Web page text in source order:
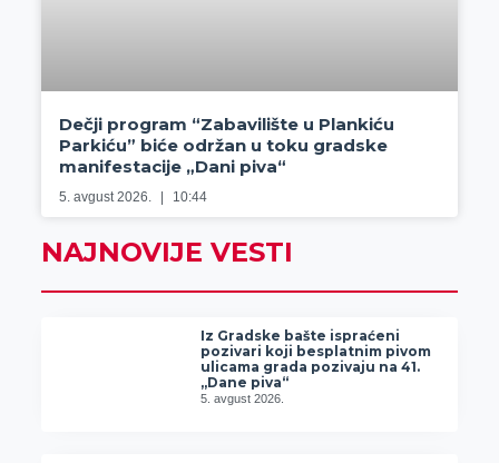
Dečji program “Zabavilište u Plankiću
Parkiću” biće održan u toku gradske
manifestacije „Dani piva“
5. avgust 2026. 10:44
NAJNOVIJE VESTI
Iz Gradske bašte ispraćeni
pozivari koji besplatnim pivom
ulicama grada pozivaju na 41.
„Dane piva“
5. avgust 2026.